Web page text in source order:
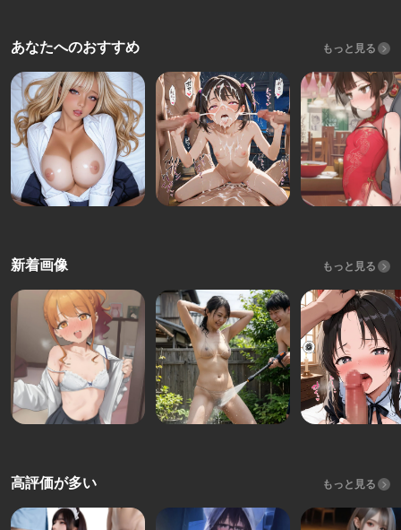
あなたへのおすすめ もっと見る
新着画像 もっと見る
高評価が多い もっと見る